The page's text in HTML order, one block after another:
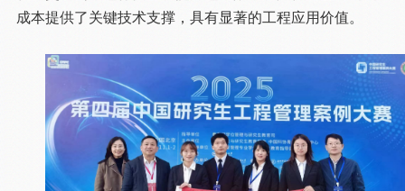
成本提供了关键技术支撑，具有显著的工程应用价值。